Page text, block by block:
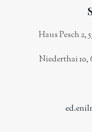
Haus Pesch 2,
Niederthai 10,